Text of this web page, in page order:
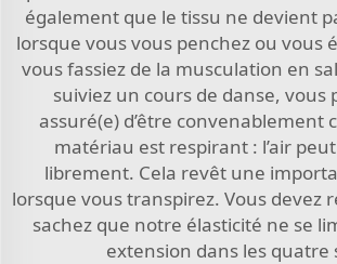
également que le tissu ne devient
lorsque vous vous penchez ou vous
vous fassiez de la musculation en
suiviez un cours de danse, vous
assuré(e) d’être convenablement
matériau est respirant : l’air
librement. Cela revêt une
lorsque vous transpirez. Vous devez
sachez que notre élasticité ne se
extension dans les quatre